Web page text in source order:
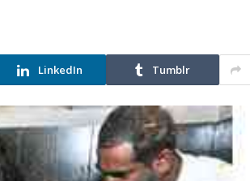
LinkedIn Tumblr